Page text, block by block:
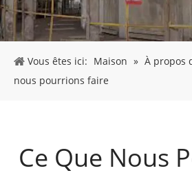
Vous êtes ici: Maison » À propos
nous pourrions faire
Ce Que Nous